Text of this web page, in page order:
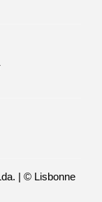
| © Lisbonne